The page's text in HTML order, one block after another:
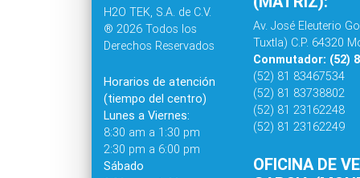
H2O TEK, S.A. de C.V.
® 2026 Todos los
Derechos Reservados
Horarios de atención
(tiempo del centro)
Lunes a Viernes:
8:30 am a 1:30 pm
2:30 pm a 6:00 pm
Sábado
Av. José Eleuterio
Tuxtla) C.P. 64320
Conmutador: (52)
(52) 81 83467534
(52) 81 83738802
(52) 81 23162248
(52) 81 23162249
OFICINA DE